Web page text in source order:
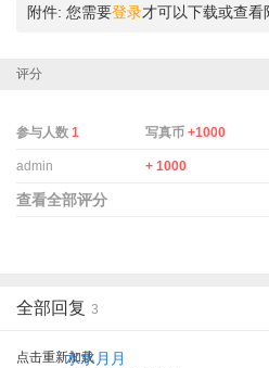
附件: 您需要登录才可以下载或查看
评分
参与人数 1 写真币+1000
admin + 1000
查看全部评分
全部回复 3
点击重新加载水水月月